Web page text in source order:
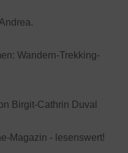
Wandern-Trekking-
Birgit-Cathrin Duval
Magazin - lesenswert!